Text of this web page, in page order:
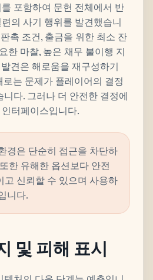
포함하여 문헌 전체에서 반
의 사기 행위를 발견했습니
촉 조건, 출금을 위한 최소 잔
한 마찰, 높은 채무 불이행 지
견은 해로움을 재구성하기
는 문제가 플레이어의 결정
다. 그러나 더 안전한 결정에
터페이스입니다.
경은 단순히 접근을 차단하
한 유해한 옵션보다 안전
고 신뢰할 수 있으며 사용하
니다.
및 피해 표시